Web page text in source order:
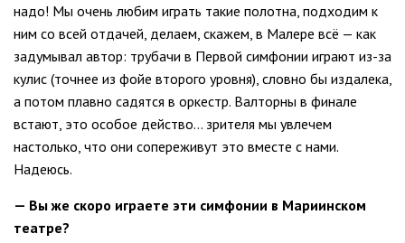
надо! Мы очень любим играть такие полотна, подходим к
ним со всей отдачей, делаем, скажем, в Малере всё — как
задумывал автор: трубачи в Первой симфонии играют из-за
кулис (точнее из фойе второго уровня), словно бы издалека,
а потом плавно садятся в оркестр. Валторны в финале
встают, это особое действо... зрителя мы увлечем
настолько, что они сопереживут это вместе с нами.
Надеюсь.
— Вы же скоро играете эти симфонии в Мариинском
театре?